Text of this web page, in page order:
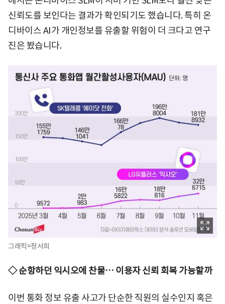
신뢰도를 보인다는 결과가 확인되기도 했습니다. 특히 온
디바이스 AI가 개인정보를 유출할 위험이 더 크다고 연구
진은 봤습니다.
그래픽=정서희
◇ 순항하던 익시오에 찬물… 이용자 신뢰 회복 가능할까
이번 통화 정보 유출 사고가 단순한 직원의 실수인지 혹은